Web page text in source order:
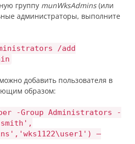
группу munWksAdmins(или
администраторы, выполните
/add
добавить пользователя в
образом:
-Group Administrators -
–